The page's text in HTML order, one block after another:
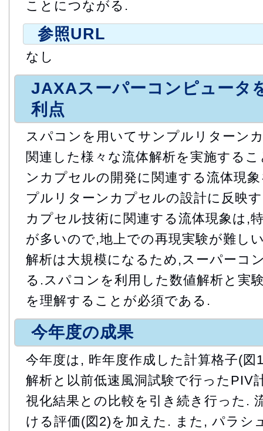
ことにつながる.
参照URL
なし
JAXAスーパーコンピュータ
利点
スパコンを用いてサンプルリターン
関連した様々な流体解析を実施する
ンカプセルの開発に関連する流体現
プルリターンカプセルの設計に反映
カプセル技術に関連する流体現象は,
が多いので,地上での再現実験が難し
解析は大規模になるため,スーパーコ
る.スパコンを利用した数値解析と実
を理解することが必須である.
今年度の成果
今年度は, 昨年度作成した計算格子(図
解析と以前低速風洞試験で行ったPIV
視化結果との比較を引き続き行った.
ける評価(図2)を加えた. また, パラシ